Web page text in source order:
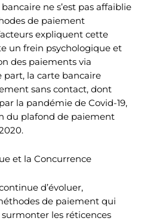
ne s’est pas affaiblie
de paiement
expliquent cette
un frein psychologique et
des paiements via
part, la carte bancaire
sans contact, dont
la pandémie de Covid-19,
du plafond de paiement
et la Concurrence
d’évoluer,
de paiement qui
les réticences